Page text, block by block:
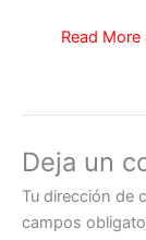
Read More
Deja un
Tu dirección de
campos